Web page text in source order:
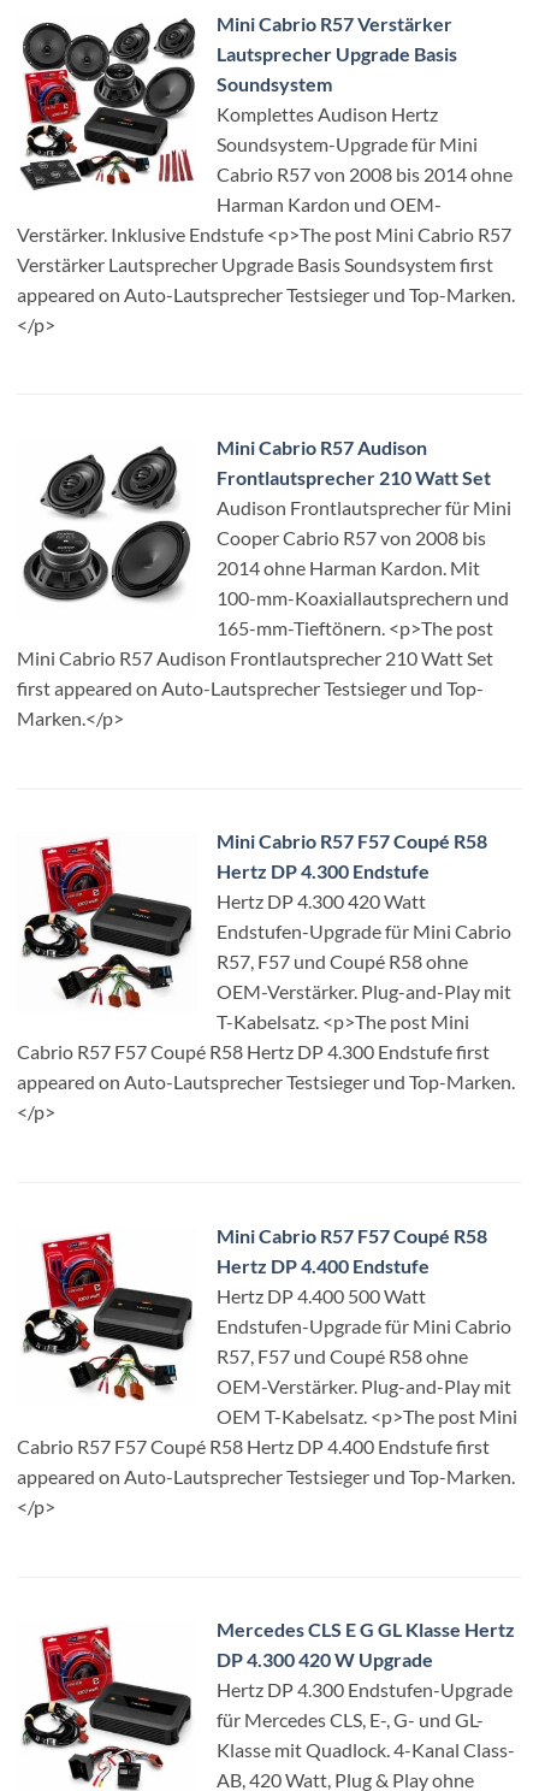
Mini Cabrio R57 Verstärker
Lautsprecher Upgrade Basis
Soundsystem
Komplettes Audison Hertz
Soundsystem-Upgrade für Mini
Cabrio R57 von 2008 bis 2014 ohne
Harman Kardon und OEM-
Verstärker. Inklusive Endstufe <p>The post Mini Cabrio R57
Verstärker Lautsprecher Upgrade Basis Soundsystem first
appeared on Auto-Lautsprecher Testsieger und Top-Marken.
</p>
Mini Cabrio R57 Audison
Frontlautsprecher 210 Watt Set
Audison Frontlautsprecher für Mini
Cooper Cabrio R57 von 2008 bis
2014 ohne Harman Kardon. Mit
100-mm-Koaxiallautsprechern und
165-mm-Tieftönern. <p>The post
Mini Cabrio R57 Audison Frontlautsprecher 210 Watt Set
first appeared on Auto-Lautsprecher Testsieger und Top-
Marken.</p>
Mini Cabrio R57 F57 Coupé R58
Hertz DP 4.300 Endstufe
Hertz DP 4.300 420 Watt
Endstufen-Upgrade für Mini Cabrio
R57, F57 und Coupé R58 ohne
OEM-Verstärker. Plug-and-Play mit
T-Kabelsatz. <p>The post Mini
Cabrio R57 F57 Coupé R58 Hertz DP 4.300 Endstufe first
appeared on Auto-Lautsprecher Testsieger und Top-Marken.
</p>
Mini Cabrio R57 F57 Coupé R58
Hertz DP 4.400 Endstufe
Hertz DP 4.400 500 Watt
Endstufen-Upgrade für Mini Cabrio
R57, F57 und Coupé R58 ohne
OEM-Verstärker. Plug-and-Play mit
OEM T-Kabelsatz. <p>The post Mini
Cabrio R57 F57 Coupé R58 Hertz DP 4.400 Endstufe first
appeared on Auto-Lautsprecher Testsieger und Top-Marken.
</p>
Mercedes CLS E G GL Klasse Hertz
DP 4.300 420 W Upgrade
Hertz DP 4.300 Endstufen-Upgrade
für Mercedes CLS, E-, G- und GL-
Klasse mit Quadlock. 4-Kanal Class-
AB, 420 Watt, Plug & Play ohne